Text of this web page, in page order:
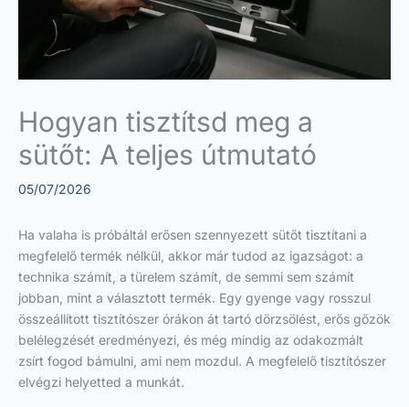
Hogyan tisztítsd meg a
sütőt: A teljes útmutató
05/07/2026
Ha valaha is próbáltál erősen szennyezett sütőt tisztítani a
megfelelő termék nélkül, akkor már tudod az igazságot: a
technika számít, a türelem számít, de semmi sem számít
jobban, mint a választott termék. Egy gyenge vagy rosszul
összeállított tisztítószer órákon át tartó dörzsölést, erős gőzök
belélegzését eredményezi, és még mindig az odakozmált
zsírt fogod bámulni, ami nem mozdul. A megfelelő tisztítószer
elvégzi helyetted a munkát.